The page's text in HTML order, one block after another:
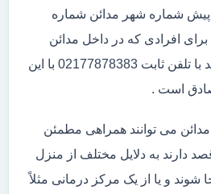
کردن پیش شماره شهر مدائن شماره
افرادی که در داخل مدائن
ساکن هستند و قصد دارند با تلفن ثابت 02177878383 با این
است .
می توانند همراهی مطمئن
دارند به دلایل مختلف از منزل
شوند و یا از یک مرکز درمانی مثلاً